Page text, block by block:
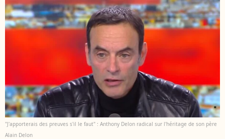
"J'apporterais des preuves s'il le faut" : Anthony Delon radical sur l'héritage de son père
Alain Delon